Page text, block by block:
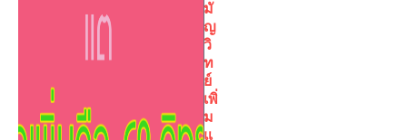
มั
ญ
วิ
ท
ย์
เพิ่
ม
แ